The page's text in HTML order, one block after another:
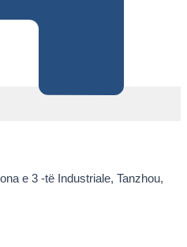
e 3 -të Industriale, Tanzhou,